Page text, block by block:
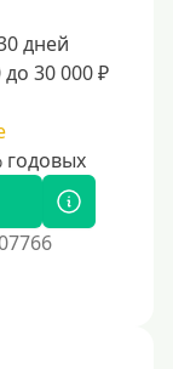
дней
до 30 000 ₽